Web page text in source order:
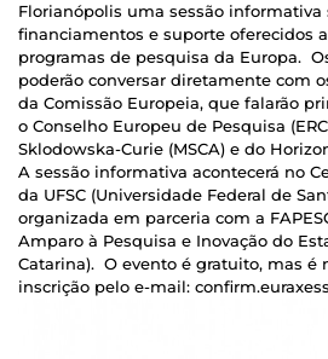
Florianópolis uma sessão informativa
financiamentos e suporte oferecidos
programas de pesquisa da Europa.
poderão conversar diretamente com
da Comissão Europeia, que falarão
o Conselho Europeu de Pesquisa
Sklodowska-Curie (MSCA) e do
A sessão informativa acontecerá no
da UFSC (Universidade Federal de
organizada em parceria com a
Amparo à Pesquisa e Inovação do
Catarina). O evento é gratuito, mas é
inscrição pelo e-mail: